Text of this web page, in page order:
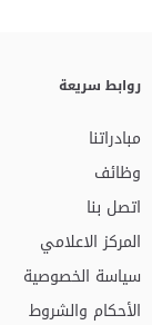
روابط سريعة
مبادراتنا
وظائف
اتصل بنا
المركز الاعلامي
سياسة الخصوصية
الأحكام والشروط